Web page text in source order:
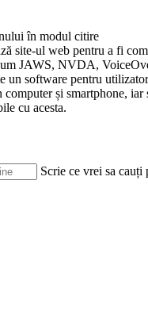
în modul citire
site-ul web pentru a fi
JAWS, NVDA,
un software pentru
computer și smartphone,
cu acesta.
Scrie ce vrei sa cauți